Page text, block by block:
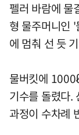
펠러 바람에 물
형 물주머니인
에 멈춰 선 듯
물버킷에
기수를 돌렸다.
과정이 수차례